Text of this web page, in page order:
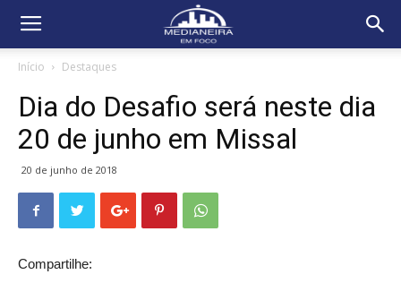
Início Destaques
Dia do Desafio será neste dia
20 de junho em Missal
20 de junho de 2018
Compartilhe: